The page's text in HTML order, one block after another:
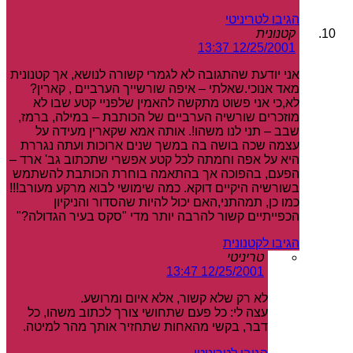
הגיבו לטריניטי
קטנונית
12/25/2001 13:37
אני יודעת שהתגובה לא לגמרי קשורה לנושא, אך קטנונית
מאד אנוכי.שאלתי – איפה שורשייך הערביים , קארין?
לא,כי אני פשוט מתקשה להאמין שלפניי קטע שבו לא
מוזכרים שורשיה הערביים של הכותבת – במילה, ברמז,
שבב – תני לנו משהו!. אותה אמא שקארין מעידה על
עצמה שכה בושה בה במשך שנים ארוכות ועתה נגררת
היא על אפה וחמתה לכל קטע אפשרי שתכתוב גב' ארד –
הפעם, בהפוכה אך בהתאמה בוחרת הכותבת להשתמש
בשורשיה היקיים דוקא. כמה שימושי לבוא מרקע מעורב!!!
כמו כן, תמהתני,האם יכול להיות שהסדור והניקיון
הכפייתיים קשור להרבה יותר מדי "סקס בעיר הגדולה?"
הגיבו לקטנונית
טריניטי
12/25/2001 13:47
לא רק שלא קשור, אלא איום ומרושע.
עצה לי: כל פעם שתחושי צורך לכתוב משהו, כל
דבר, בקשי מהאחות שתחזיר אותך מהר למיטה.